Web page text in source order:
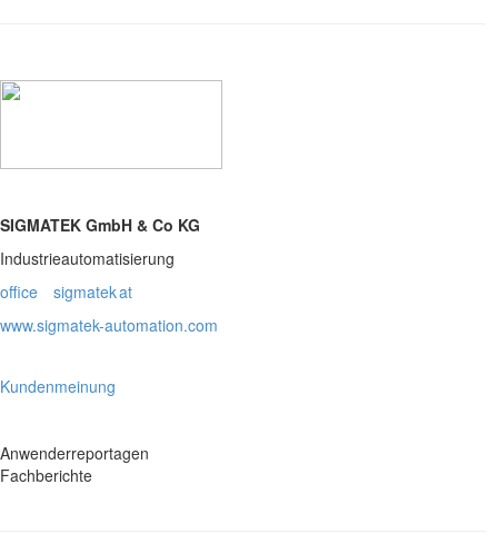
SIGMATEK GmbH & Co KG
Industrieautomatisierung
office
sigmatekat
www.sigmatek-automation.com
Kundenmeinung
Anwenderreportagen
Fachberichte